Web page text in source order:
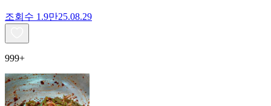
조회수 1.9만25.08.29
999+